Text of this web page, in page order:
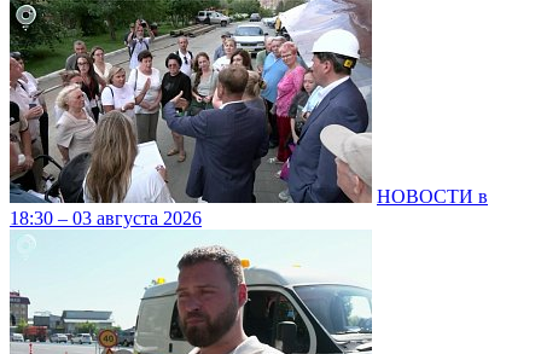
НОВОСТИ в
18:30 – 03 августа 2026